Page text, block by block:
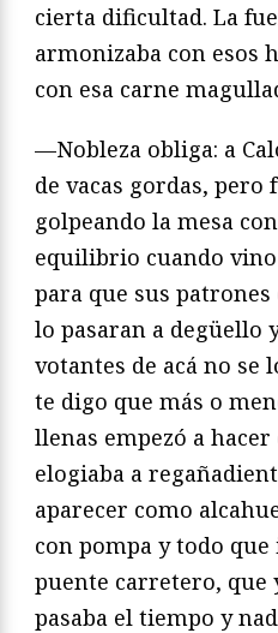
cierta dificultad. La
armonizaba con esos
con esa carne
—Nobleza obliga: a
de vacas gordas,
golpeando la mesa
equilibrio cuando
para que sus
lo pasaran a degüello
votantes de acá no se
te digo que más o
llenas empezó a
elogiaba a
aparecer como
con pompa y todo
puente carretero, que
pasaba el tiempo y